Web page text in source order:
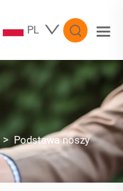
PL
>Podstawa noszy